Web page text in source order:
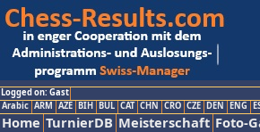
Logged on: Gast
Arabic ARM AZE BIH BUL CAT CHN CRO CZE DEN ENG
Home TurnierDB Meisterschaft Foto-